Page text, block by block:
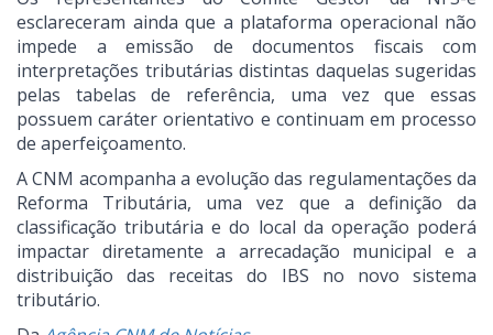
esclareceram ainda que a plataforma operacional não
impede a emissão de documentos fiscais com
interpretações tributárias distintas daquelas sugeridas
pelas tabelas de referência, uma vez que essas
possuem caráter orientativo e continuam em processo
de aperfeiçoamento.
A CNM acompanha a evolução das regulamentações da
Reforma Tributária, uma vez que a definição da
classificação tributária e do local da operação poderá
impactar diretamente a arrecadação municipal e a
distribuição das receitas do IBS no novo sistema
tributário.